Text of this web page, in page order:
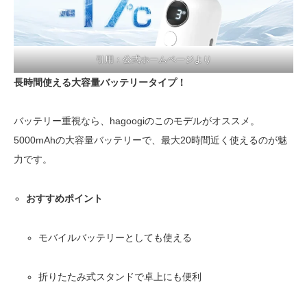
引用：公式ホームページより
長時間使える大容量バッテリータイプ！
バッテリー重視なら、hagoogiのこのモデルがオススメ。
5000mAhの大容量バッテリーで、最大20時間近く使えるのが魅
力です。
おすすめポイント
モバイルバッテリーとしても使える
折りたたみ式スタンドで卓上にも便利